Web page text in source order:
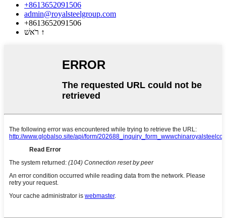
‎+8613652091506
admin@royalsteelgroup.com
‎+8613652091506
רֹאשׁ ↑